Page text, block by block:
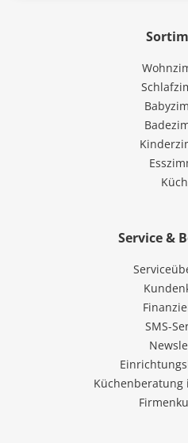
Service &
SMS-
Küchenberatung